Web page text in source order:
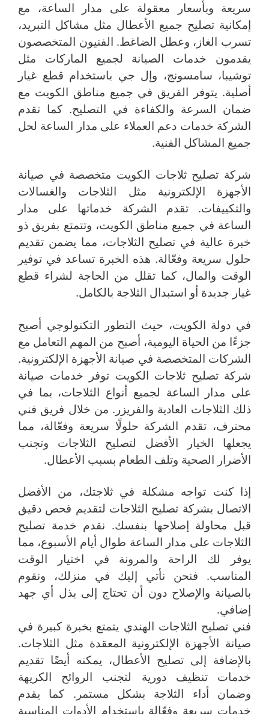
سريعة وبأسعار معقولة على مدار الساعة، مع
إمكانية تصليح جميع الأعطال مثل مشاكل التبريد،
تسرب الغاز، وعطل الضاغط. الفنيون المتخصصون
يقدمون خدمات الصيانة لجميع الماركات مثل
توشيبا، سامسونج، وإل جي باستخدام قطع غيار
أصلية. يتوفر الفريق في جميع مناطق الكويت مع
ضمان السرعة والكفاءة في التصليح. كما تقدم
الشركة خدمات دعم العملاء على مدار الساعة لحل
جميع المشاكل الفنية.
شركة تصليح ثلاجات الكويت متخصصة في صيانة
الأجهزة الإلكترونية مثل الثلاجات والغسالات
والتكييفات. تقدم الشركة خدماتها على مدار
الساعة في جميع مناطق الكويت، وتتمتع بفريق ذو
خبرة عالية في تصليح الثلاجات، مما يضمن تقديم
حلول سريعة وفعّالة. هذه الخبرة تساعد في توفير
الوقت والمال، كما تقلل من الحاجة لشراء قطع
غيار جديدة أو استبدال الثلاجة بالكامل.
في دولة الكويت، حيث التطور التكنولوجي أصبح
جزءًا من الحياة اليومية، أصبح من المهم التعامل مع
الشركات المتخصصة في صيانة الأجهزة الإلكترونية.
شركة تصليح ثلاجات الكويت توفر خدمات صيانة
على مدار الساعة لجميع أنواع الثلاجات، بما في
ذلك الثلاجات العادية والفريزر. من خلال فريق فني
محترف، تقدم الشركة حلولًا سريعة وفعّالة، مما
يجعلها الخيار الأفضل لتصليح الثلاجات وتجنب
الأضرار الصحية وتلف الطعام بسبب الأعطال.
إذا كنت تواجه مشكلة في ثلاجتك، من الأفضل
الاتصال بشركة تصليح الثلاجات لتقديم فحص دقيق
قبل محاولة إصلاحها بنفسك. نقدم خدمة تصليح
الثلاجات على مدار الساعة طوال أيام الأسبوع، مما
يوفر لك الراحة والمرونة في اختيار الوقت
المناسب. فنحن نأتي إليك في منزلك، ونقوم
بالصيانة والإصلاح دون أن تحتاج إلى بذل أي جهد
إضافي.
فني تصليح الثلاجات الهندي يتمتع بخبرة كبيرة في
صيانة الأجهزة الإلكترونية المعقدة مثل الثلاجات.
بالإضافة إلى تصليح الأعطال، يمكنه أيضًا تقديم
خدمات تنظيف دورية لتجنب الروائح الكريهة
وضمان أداء الثلاجة بشكل مستمر. كما يقدم
خدمات سريعة وفعّالة باستخدام الأدوات المناسبة